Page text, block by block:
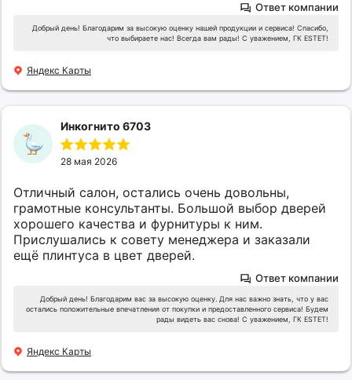
Ответ компании
Добрый день! Благодарим за высокую оценку нашей продукции и сервиса! Спасибо,
что выбираете нас! Всегда вам рады! С уважением, ГК ESTET!
Яндекс Карты
Инкогнито 6703
28 мая 2026
Отличный салон, остались очень довольны,
грамотные консультанты. Большой выбор дверей
хорошего качества и фурнитуры к ним.
Прислушались к совету менеджера и заказали
ещё плинтуса в цвет дверей.
Ответ компании
Добрый день! Благодарим вас за высокую оценку. Для нас важно знать, что у вас
остались положительные впечатления от покупки и предоставленного сервиса! Будем
рады видеть вас снова! С уважением, ГК ESTET!
Яндекс Карты